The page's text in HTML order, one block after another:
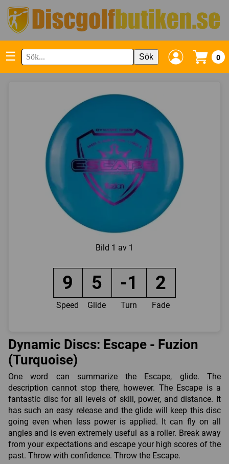
☰ Sök 0
Bild 1 av 1
9 5 -1 2
Speed Glide Turn Fade
Dynamic Discs: Escape - Fuzion
(Turquoise)
One word can summarize the Escape, glide. The
description cannot stop there, however. The Escape is a
fantastic disc for all levels of skill, power, and distance. It
has such an easy release and the glide will keep this disc
going even when less power is applied. It can fly on all
angles and is even extremely useful as a roller. Break away
from your expectations and escape your high scores of the
past. Throw with confidence. Throw the Escape.